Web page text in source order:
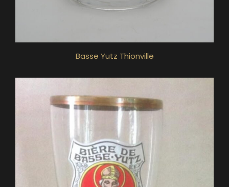
Basse Yutz Thionville